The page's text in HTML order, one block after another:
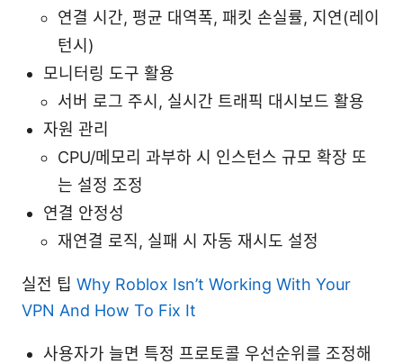
연결 시간, 평균 대역폭, 패킷 손실률, 지연(레이
턴시)
모니터링 도구 활용
서버 로그 주시, 실시간 트래픽 대시보드 활용
자원 관리
CPU/메모리 과부하 시 인스턴스 규모 확장 또
는 설정 조정
연결 안정성
재연결 로직, 실패 시 자동 재시도 설정
실전 팁 Why Roblox Isn’t Working With Your
VPN And How To Fix It
사용자가 늘면 특정 프로토콜 우선순위를 조정해